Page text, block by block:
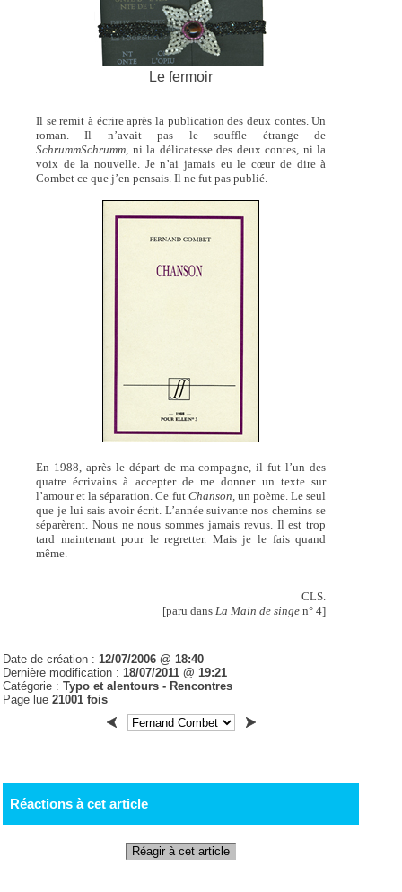
Le fermoir
Il se remit à écrire après la publication des deux contes. Un
roman. Il n’avait pas le souffle étrange de
SchrummSchrumm, ni la délicatesse des deux contes, ni la
voix de la nouvelle. Je n’ai jamais eu le cœur de dire à
Combet ce que j’en pensais. Il ne fut pas publié.
En 1988, après le départ de ma compagne, il fut l’un des
quatre écrivains à accepter de me donner un texte sur
l’amour et la séparation. Ce fut Chanson, un poème. Le seul
que je lui sais avoir écrit. L’année suivante nos chemins se
séparèrent. Nous ne nous sommes jamais revus. Il est trop
tard maintenant pour le regretter. Mais je le fais quand
même.
CLS.
[paru dans La Main de singe n° 4]
Date de création : 12/07/2006 @ 18:40
Dernière modification : 18/07/2011 @ 19:21
Catégorie :Typo et alentours - Rencontres
Page lue21001 fois
Réactions à cet article
Réagir à cet article